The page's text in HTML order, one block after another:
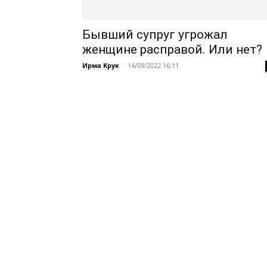
Бывший супруг угрожал
женщине расправой. Или нет?
Ирма Крук - 14/09/2022 16:11